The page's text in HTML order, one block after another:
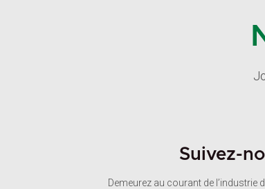
Suivez-
Demeurez au courant de l’industrie